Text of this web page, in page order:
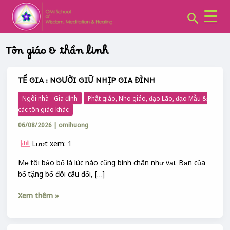
content
Search
Tôn giáo & thần linh
TỀ GIA : NGƯỜI GIỮ NHỊP GIA ĐÌNH
Ngôi nhà - Gia đình
Phật giáo, Nho giáo, đạo Lão, đạo Mẫu &
các tôn giáo khác
06/08/2026 | omihuong
Lượt xem: 1
Mẹ tôi bảo bố là lúc nào cũng bình chân như vại. Bạn của
bố tặng bố đôi câu đối, […]
TỀ
GIA
NGƯỜI
GIỮ
NHỊP
GIA
ĐÌNH
Xem thêm »
Post
pagination
CHUYÊN
MỤC: